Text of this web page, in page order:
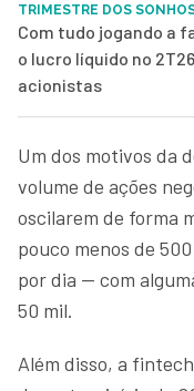
TRIMESTRE DOS
Com tudo jogando a
o lucro líquido no
acionistas
Um dos motivos da
volume de ações
oscilarem de forma
pouco menos de
por dia — com
50 mil.
Além disso, a